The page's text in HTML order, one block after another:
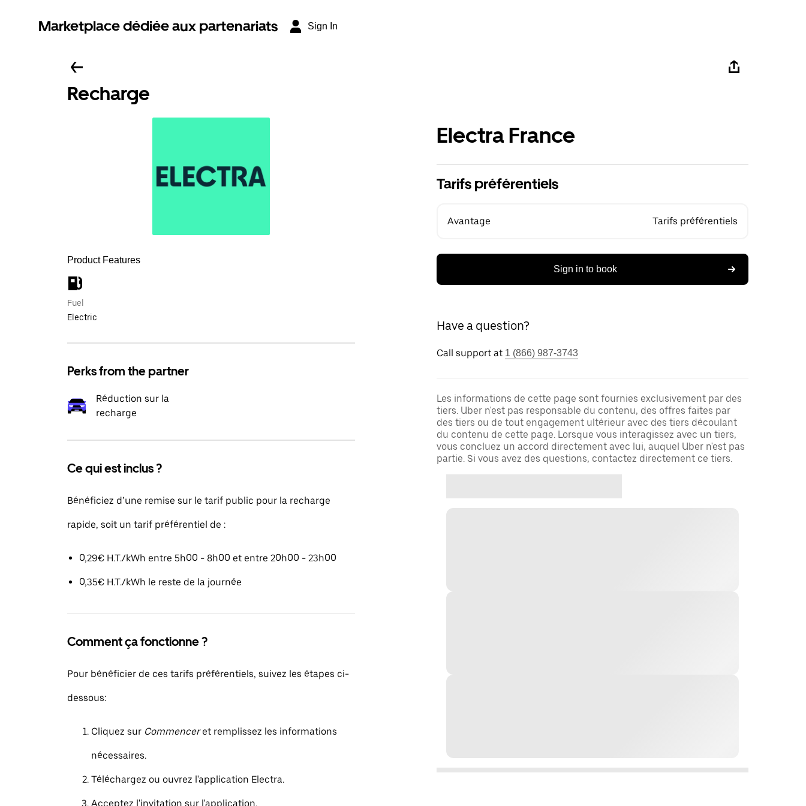
Marketplace dédiée aux partenariats Sign In
Recharge
Product Features
Fuel
Electric
Perks from the partner
Réduction sur la
recharge
Ce qui est inclus ?
Bénéficiez d’une remise sur le tarif public pour la recharge
rapide, soit un tarif préférentiel de :
0,29€ H.T./kWh entre 5h00 - 8h00 et entre 20h00 - 23h00
0,35€ H.T./kWh le reste de la journée
Comment ça fonctionne ?
Pour bénéficier de ces tarifs préférentiels, suivez les étapes ci-
dessous:
Cliquez sur Commenceret remplissez les informations
nécessaires.
Téléchargez ou ouvrez l'application Electra.
Acceptez l'invitation sur l'application.
Electra France
Tarifs préférentiels
Avantage Tarifs préférentiels
Sign in to book
Have a question?
Call support at 1 (866) 987-3743
Les informations de cette page sont fournies exclusivement par des
tiers. Uber n'est pas responsable du contenu, des offres faites par
des tiers ou de tout engagement ultérieur avec des tiers découlant
du contenu de cette page. Lorsque vous interagissez avec un tiers,
vous concluez un accord directement avec lui, auquel Uber n'est pas
partie. Si vous avez des questions, contactez directement ce tiers.